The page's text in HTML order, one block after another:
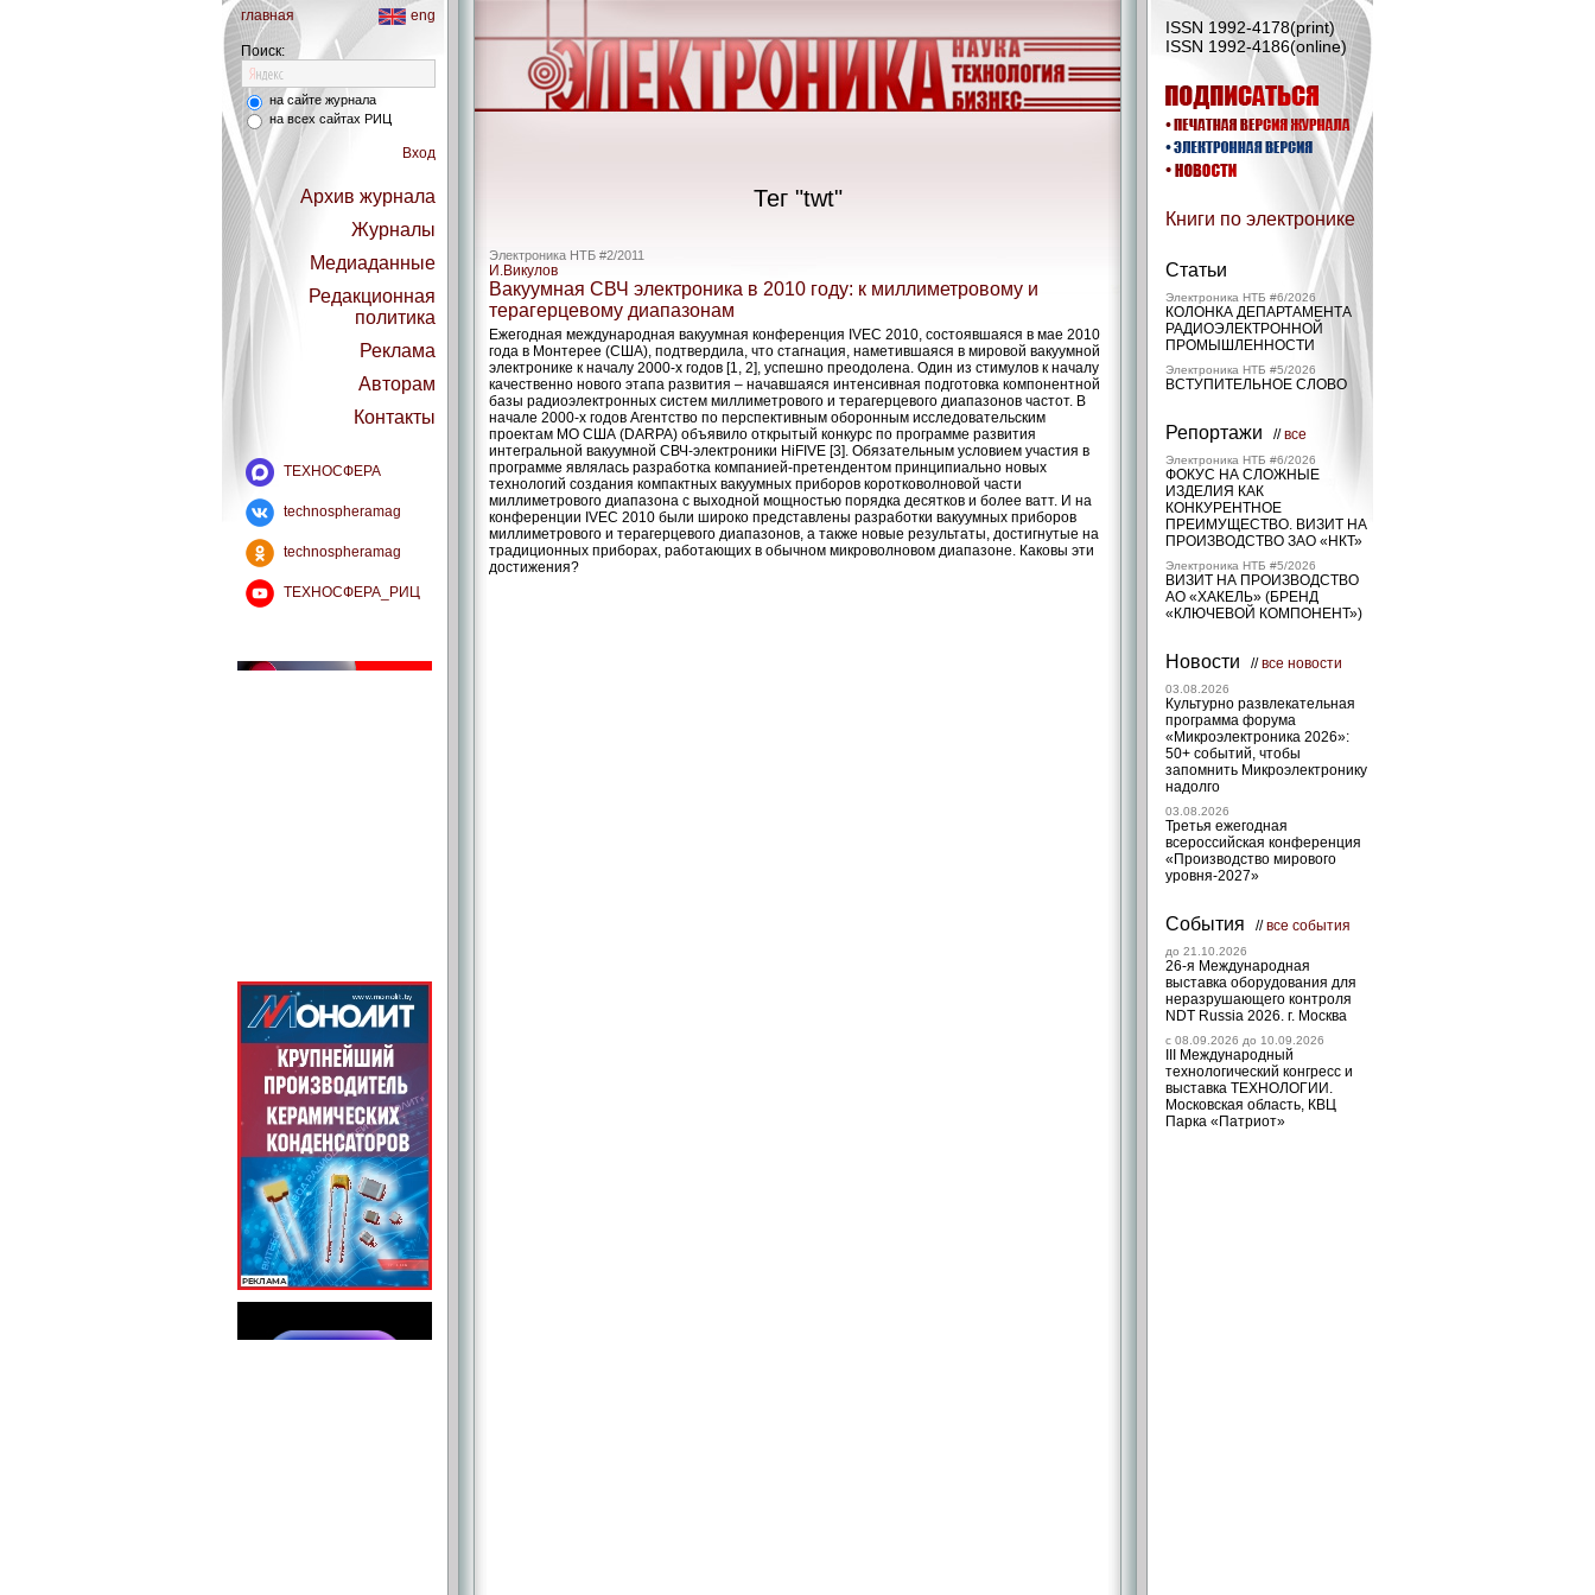
главная eng
Поиск:
на сайте журнала
на всех сайтах РИЦ
Вход
Архив журнала
Журналы
Медиаданные
Редакционная
политика
Реклама
Авторам
Контакты
ТЕХНОСФЕРА
technospheramag
technospheramag
ТЕХНОСФЕРА_РИЦ
ISSN 1992-4178(print)
ISSN 1992-4186(online)
Книги по электронике
Статьи
Электроника НТБ #6/2026
КОЛОНКА ДЕПАРТАМЕНТА
РАДИОЭЛЕКТРОННОЙ
ПРОМЫШЛЕННОСТИ
Электроника НТБ #5/2026
ВСТУПИТЕЛЬНОЕ СЛОВО
Репортажи //все
Электроника НТБ #6/2026
ФОКУС НА СЛОЖНЫЕ
ИЗДЕЛИЯ КАК
КОНКУРЕНТНОЕ
ПРЕИМУЩЕСТВО. ВИЗИТ НА
ПРОИЗВОДСТВО ЗАО «НКТ»
Электроника НТБ #5/2026
ВИЗИТ НА ПРОИЗВОДСТВО
АО «ХАКЕЛЬ» (БРЕНД
«КЛЮЧЕВОЙ КОМПОНЕНТ»)
Новости //все новости
03.08.2026
Культурно развлекательная
программа форума
«Микроэлектроника 2026»:
50+ событий, чтобы
запомнить Микроэлектронику
надолго
03.08.2026
Третья ежегодная
всероссийская конференция
«Производство мирового
уровня-2027»
События //все события
до 21.10.2026
26-я Международная
выставка оборудования для
неразрушающего контроля
NDT Russia 2026. г. Москва
c 08.09.2026 до 10.09.2026
III Международный
технологический конгресс и
выставка ТЕХНОЛОГИИ.
Московская область, КВЦ
Парка «Патриот»
Тег "twt"
Электроника НТБ #2/2011
И.Викулов
Вакуумная СВЧ электроника в 2010 году: к миллиметровому и
терагерцевому диапазонам
Ежегодная международная вакуумная конференция IVEC 2010, состоявшаяся в мае 2010
года в Монтерее (США), подтвердила, что стагнация, наметившаяся в мировой вакуумной
электронике к началу 2000-х годов [1, 2], успешно преодолена. Один из стимулов к началу
качественно нового этапа развития – начавшаяся интенсивная подготовка компонентной
базы радиоэлектронных систем миллиметрового и терагерцевого диапазонов частот. В
начале 2000-х годов Агентство по перспективным оборонным исследовательским
проектам МО США (DARPA) объявило открытый конкурс по программе развития
интегральной вакуумной СВЧ-электроники HiFIVE [3]. Обязательным условием участия в
программе являлась разработка компанией-претендентом принципиально новых
технологий создания компактных вакуумных приборов коротковолновой части
миллиметрового диапазона с выходной мощностью порядка десятков и более ватт. И на
конференции IVEC 2010 были широко представлены разработки вакуумных приборов
миллиметрового и терагерцевого диапазонов, а также новые результаты, достигнутые на
традиционных приборах, работающих в обычном микроволновом диапазоне. Каковы эти
достижения?